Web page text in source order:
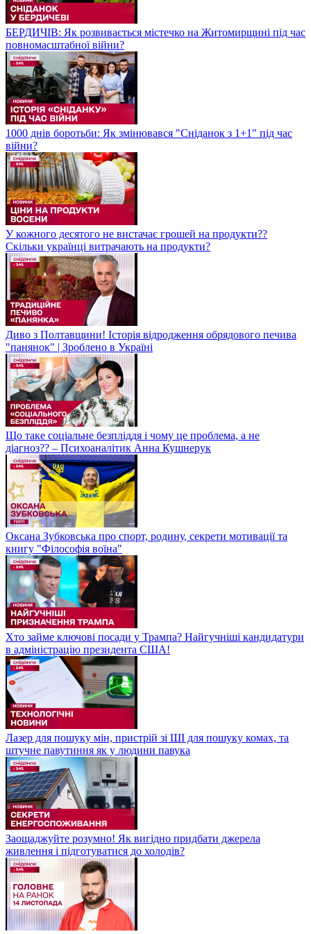
БЕРДИЧІВ: Як розвивається містечко на Житомирщині під час
повномасштабної війни?
1000 днів боротьби: Як змінювався "Сніданок з 1+1" під час
війни?
У кожного десятого не вистачає грошей на продукти??
Скільки українці витрачають на продукти?
Диво з Полтавщини! Історія відродження обрядового печива
"панянок" | Зроблено в Україні
Що таке соціальне безпліддя і чому це проблема, а не
діагноз?? – Психоаналітик Анна Кушнерук
Оксана Зубковська про спорт, родину, секрети мотивації та
книгу "Філософія воїна"
Хто займе ключові посади у Трампа? Найгучніші кандидатури
в адміністрацію президента США!
Лазер для пошуку мін, пристрій зі ШІ для пошуку комах, та
штучне павутиння як у людини павука
Заощаджуйте розумно! Як вигідно придбати джерела
живлення і підготуватися до холодів?